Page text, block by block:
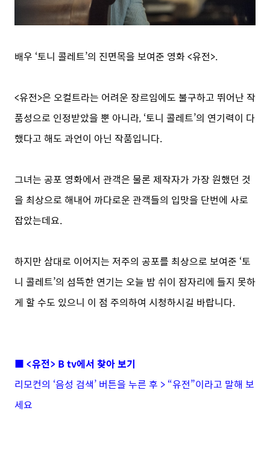
배우 ‘토니 콜레트’의 진면목을 보여준 영화 <유전>.
<유전>은 오컬트라는 어려운 장르임에도 불구하고 뛰어난 작
품성으로 인정받았을 뿐 아니라, ‘토니 콜레트’의 연기력이 다
했다고 해도 과언이 아닌 작품입니다.
그녀는 공포 영화에서 관객은 물론 제작자가 가장 원했던 것
을 최상으로 해내어 까다로운 관객들의 입맛을 단번에 사로
잡았는데요.
하지만 삼대로 이어지는 저주의 공포를 최상으로 보여준 ‘토
니 콜레트’의 섬뜩한 연기는 오늘 밤 쉬이 잠자리에 들지 못하
게 할 수도 있으니 이 점 주의하여 시청하시길 바랍니다.
■ <유전> B tv에서 찾아 보기
리모컨의 ‘음성 검색’ 버튼을 누른 후 > “유전”이라고 말해 보
세요